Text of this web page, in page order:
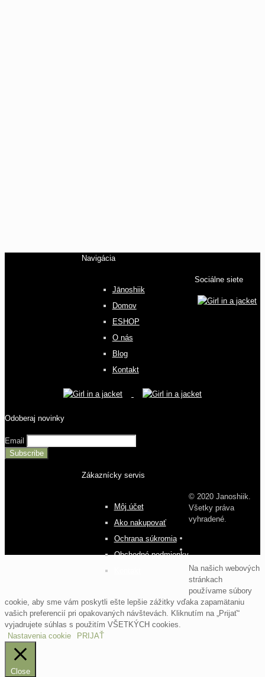
Navigácia
Jānoshiik
Domov
ESHOP
O nás
Blog
Kontakt
Sociálne siete
Odoberaj novinky
Email
Zákaznícky servis
Môj účet
Ako nakupovať
Ochrana súkromia
Obchodné podmienky
© 2020 Janoshiik.
Všetky práva
vyhradené.
Na našich webových
stránkach
používame súbory
cookie, aby sme vám poskytli ešte lepšie zážitky vďaka zapamätaniu
vašich preferencií pri opakovaných návštevách. Kliknutím na „Prijať“
vyjadrujete súhlas s použitím VŠETKÝCH cookies.
Nastavenia cookie
PRIJAŤ
Close